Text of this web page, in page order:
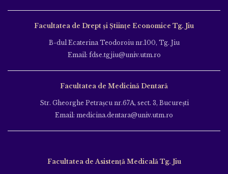
Facultatea de Drept și Științe Economice Tg. Jiu
B-dul Ecaterina Teodoroiu nr.100, Tg. Jiu
Email: fdse.tgjiu@univ.utm.ro
Facultatea de Medicină Dentară
Str. Gheorghe Petraşcu nr.67A, sect. 3, Bucureşti
Email: medicina.dentara@univ.utm.ro
Facultatea de Asistență Medicală Tg. Jiu